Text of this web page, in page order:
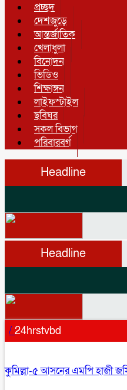
প্রচ্ছদ
দেশজুড়ে
আন্তর্জাতিক
খেলাধুলা
বিনোদন
ভিডিও
শিক্ষাঙ্গন
লাইফস্টাইল
ছবিঘর
সকল বিভাগ
পরিবারবর্গ
Headline
Headline
/ 24hrstvbd
কুমিল্লা-৫ আসনের এমপি হাজী